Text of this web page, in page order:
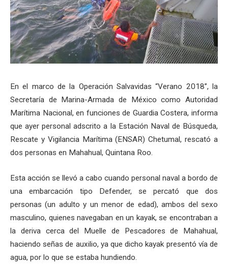
En el marco de la Operación Salvavidas “Verano 2018”, la
Secretaría de Marina-Armada de México como Autoridad
Marítima Nacional, en funciones de Guardia Costera, informa
que ayer personal adscrito a la Estación Naval de Búsqueda,
Rescate y Vigilancia Marítima (ENSAR) Chetumal, rescató a
dos personas en Mahahual, Quintana Roo.
Esta acción se llevó a cabo cuando personal naval a bordo de
una embarcación tipo Defender, se percató que dos
personas (un adulto y un menor de edad), ambos del sexo
masculino, quienes navegaban en un kayak, se encontraban a
la deriva cerca del Muelle de Pescadores de Mahahual,
haciendo señas de auxilio, ya que dicho kayak presentó vía de
agua, por lo que se estaba hundiendo.